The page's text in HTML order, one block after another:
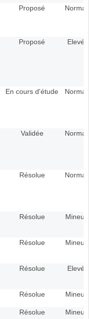
Proposé Normal
Proposé Elevé
En cours d'étude Normal
Validée Normal
Résolue Normal
Résolue Mineur
Résolue Mineur
Résolue Elevé
Résolue Mineur
Résolue Mineur